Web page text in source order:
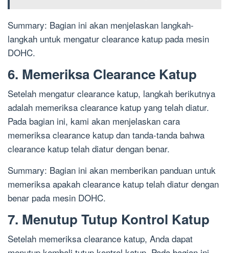
Summary: Bagian ini akan menjelaskan langkah-
langkah untuk mengatur clearance katup pada mesin
DOHC.
6. Memeriksa Clearance Katup
Setelah mengatur clearance katup, langkah berikutnya
adalah memeriksa clearance katup yang telah diatur.
Pada bagian ini, kami akan menjelaskan cara
memeriksa clearance katup dan tanda-tanda bahwa
clearance katup telah diatur dengan benar.
Summary: Bagian ini akan memberikan panduan untuk
memeriksa apakah clearance katup telah diatur dengan
benar pada mesin DOHC.
7. Menutup Tutup Kontrol Katup
Setelah memeriksa clearance katup, Anda dapat